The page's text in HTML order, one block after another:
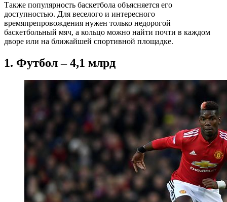
Также популярность баскетбола объясняется его
доступностью. Для веселого и интересного
времяпрепровождения нужен только недорогой
баскетбольный мяч, а кольцо можно найти почти в каждом
дворе или на ближайшей спортивной площадке.
1. Футбол – 4,1 млрд